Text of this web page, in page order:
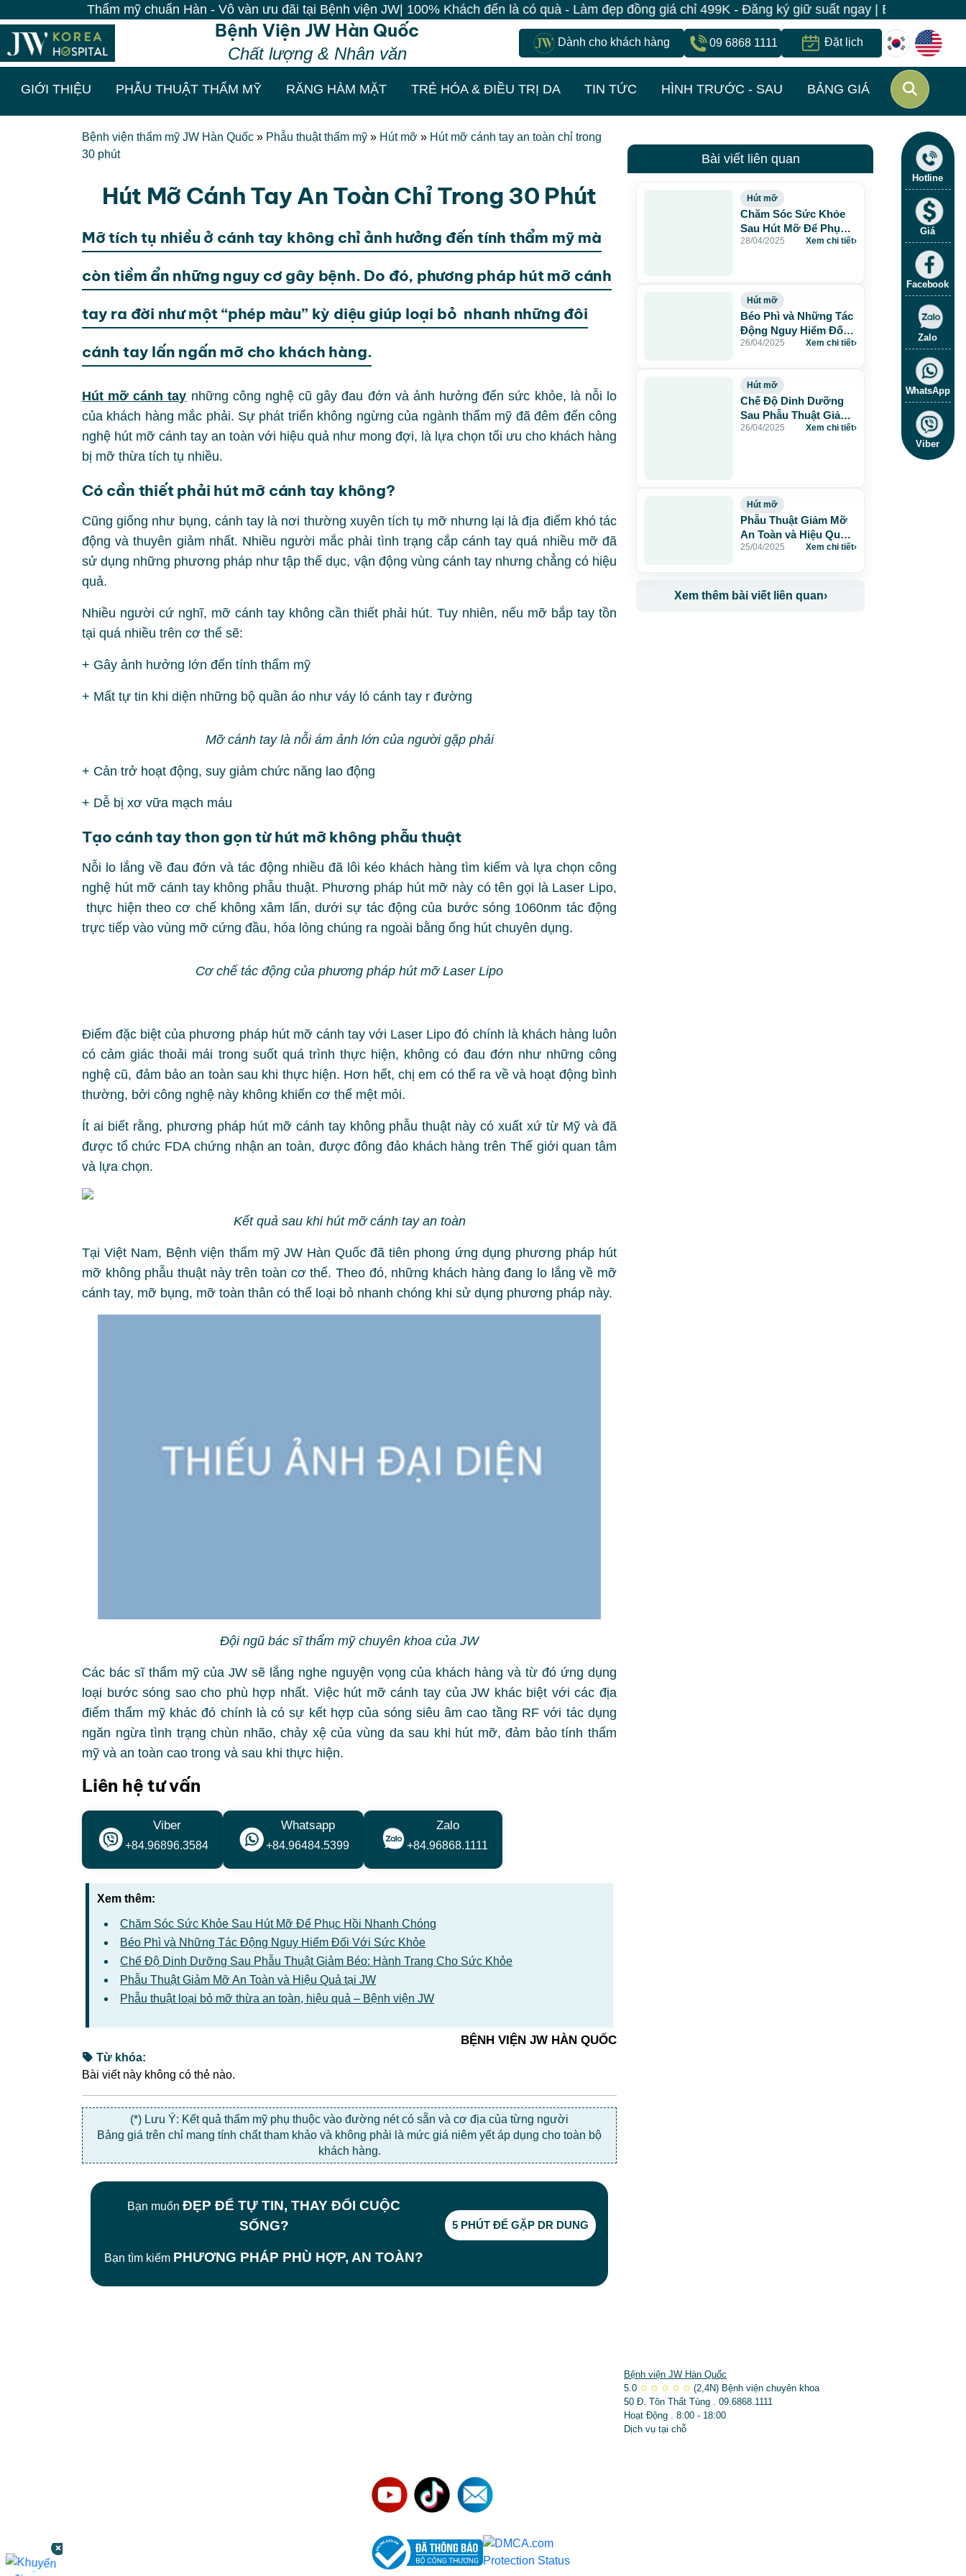
Thẩm mỹ chuẩn Hàn - Vô vàn ưu đãi tại Bệnh viện JW| 100% Khách đến là có quà - Làm đẹp đồng giá chỉ 499K - Đăng ký giữ suất ngay | Bệnh viện JW Hàn
Bệnh Viện JW Hàn Quốc
Chất lượng & Nhân văn
Dành cho khách hàng 09 6868 1111 Đặt lịch
GIỚI THIỆU PHẪU THUẬT THẨM MỸ RĂNG HÀM MẶT TRẺ HÓA & ĐIỀU TRỊ DA TIN TỨC HÌNH TRƯỚC - SAU BẢNG GIÁ
Bệnh viện thẩm mỹ JW Hàn Quốc » Phẫu thuật thẩm mỹ » Hút mỡ » Hút mỡ cánh tay an toàn chỉ trong
30 phút
Hút Mỡ Cánh Tay An Toàn Chỉ Trong 30 Phút
Mỡ tích tụ nhiều ở cánh tay không chỉ ảnh hưởng đến tính thẩm mỹ mà
còn tiềm ẩn những nguy cơ gây bệnh. Do đó, phương pháp hút mỡ cánh
tay ra đời như một “phép màu” kỳ diệu giúp loại bỏ nhanh những đôi
cánh tay lấn ngấn mỡ cho khách hàng.
Hút mỡ cánh tay những công nghệ cũ gây đau đớn và ảnh hưởng đến sức khỏe, là nỗi lo
của khách hàng mắc phải. Sự phát triển không ngừng của ngành thẩm mỹ đã đêm đến công
nghệ hút mỡ cánh tay an toàn với hiệu quả như mong đợi, là lựa chọn tối ưu cho khách hàng
bị mỡ thừa tích tụ nhiều.
Có cần thiết phải hút mỡ cánh tay không?
Cũng giống như bụng, cánh tay là nơi thường xuyên tích tụ mỡ nhưng lại là địa điểm khó tác
động và thuyên giảm nhất. Nhiều người mắc phải tình trạng cắp cánh tay quá nhiều mỡ đã
sử dụng những phương pháp như tập thể dục, vận động vùng cánh tay nhưng chẳng có hiệu
quả.
Nhiều người cứ nghĩ, mỡ cánh tay không cần thiết phải hút. Tuy nhiên, nếu mỡ bắp tay tồn
tại quá nhiều trên cơ thể sẽ:
+ Gây ảnh hưởng lớn đến tính thẩm mỹ
+ Mất tự tin khi diện những bộ quần áo như váy ló cánh tay r đường
Mỡ cánh tay là nỗi ám ảnh lớn của người gặp phải
+ Cản trở hoạt động, suy giảm chức năng lao động
+ Dễ bị xơ vữa mạch máu
Tạo cánh tay thon gọn từ hút mỡ không phẫu thuật
Nỗi lo lắng về đau đớn và tác động nhiều đã lôi kéo khách hàng tìm kiếm và lựa chọn công
nghệ hút mỡ cánh tay không phẫu thuật. Phương pháp hút mỡ này có tên gọi là Laser Lipo,
thực hiện theo cơ chế không xâm lấn, dưới sự tác động của bước sóng 1060nm tác động
trực tiếp vào vùng mỡ cứng đầu, hóa lỏng chúng ra ngoài bằng ống hút chuyên dụng.
Cơ chế tác động của phương pháp hút mỡ Laser Lipo
Điểm đặc biệt của phương pháp hút mỡ cánh tay với Laser Lipo đó chính là khách hàng luôn
có cảm giác thoải mái trong suốt quá trình thực hiện, không có đau đớn như những công
nghệ cũ, đảm bảo an toàn sau khi thực hiện. Hơn hết, chị em có thể ra về và hoạt động bình
thường, bởi công nghệ này không khiến cơ thể mệt mỏi.
Ít ai biết rằng, phương pháp hút mỡ cánh tay không phẫu thuật này có xuất xứ từ Mỹ và đã
được tổ chức FDA chứng nhận an toàn, được đông đảo khách hàng trên Thế giới quan tâm
và lựa chọn.
Kết quả sau khi hút mỡ cánh tay an toàn
Tại Việt Nam, Bệnh viện thẩm mỹ JW Hàn Quốc đã tiên phong ứng dụng phương pháp hút
mỡ không phẫu thuật này trên toàn cơ thể. Theo đó, những khách hàng đang lo lắng về mỡ
cánh tay, mỡ bụng, mỡ toàn thân có thể loại bỏ nhanh chóng khi sử dụng phương pháp này.
Đội ngũ bác sĩ thẩm mỹ chuyên khoa của JW
Các bác sĩ thẩm mỹ của JW sẽ lắng nghe nguyện vọng của khách hàng và từ đó ứng dụng
loại bước sóng sao cho phù hợp nhất. Việc hút mỡ cánh tay của JW khác biệt với các địa
điểm thẩm mỹ khác đó chính là có sự kết hợp của sóng siêu âm cao tầng RF với tác dụng
ngăn ngừa tình trạng chùn nhão, chảy xệ của vùng da sau khi hút mỡ, đảm bảo tính thẩm
mỹ và an toàn cao trong và sau khi thực hiện.
Liên hệ tư vấn
Viber
+84.96896.3584
Whatsapp
+84.96484.5399
Zalo
+84.96868.1111
Xem thêm:
Chăm Sóc Sức Khỏe Sau Hút Mỡ Để Phục Hồi Nhanh Chóng
Béo Phì và Những Tác Động Nguy Hiểm Đối Với Sức Khỏe
Chế Độ Dinh Dưỡng Sau Phẫu Thuật Giảm Béo: Hành Trang Cho Sức Khỏe
Phẫu Thuật Giảm Mỡ An Toàn và Hiệu Quả tại JW
Phẫu thuật loại bỏ mỡ thừa an toàn, hiệu quả – Bệnh viện JW
BỆNH VIỆN JW HÀN QUỐC
Từ khóa:
Bài viết này không có thẻ nào.
(*) Lưu Ý: Kết quả thẩm mỹ phụ thuộc vào đường nét có sẵn và cơ địa của từng người
Bảng giá trên chỉ mang tính chất tham khảo và không phải là mức giá niêm yết áp dụng cho toàn bộ
khách hàng.
Bài viết liên quan
Hút mỡ
Chăm Sóc Sức Khỏe
Sau Hút Mỡ Để Phục
Hồi Nhanh Chóng
28/04/2025 Xem chi tiết›
Hút mỡ
Béo Phì và Những Tác
Động Nguy Hiểm Đối
Với Sức Khỏe
26/04/2025 Xem chi tiết›
Hút mỡ
Chế Độ Dinh Dưỡng
Sau Phẫu Thuật Giảm
Béo: Hành Trang Cho
26/04/2025 Xem chi tiết›
Hút mỡ
Phẫu Thuật Giảm Mỡ
An Toàn và Hiệu Quả
tại JW
25/04/2025 Xem chi tiết›
Xem thêm bài viết liên quan›
Bạn muốn ĐẸP ĐỂ TỰ TIN, THAY ĐỔI CUỘC
SỐNG?
Bạn tìm kiếm PHƯƠNG PHÁP PHÙ HỢP, AN TOÀN?
5 PHÚT ĐỂ GẶP DR DUNG
Hotline
Giá
Facebook
Zalo
WhatsApp
Viber
Bệnh viện JW Hàn Quốc
5.0 ✩ ✩ ✩ ✩ ✩ (2,4N) Bệnh viện chuyên khoa
50 Đ. Tôn Thất Tùng . 09.6868.1111
Hoạt Động . 8:00 - 18:00
Dịch vụ tại chỗ